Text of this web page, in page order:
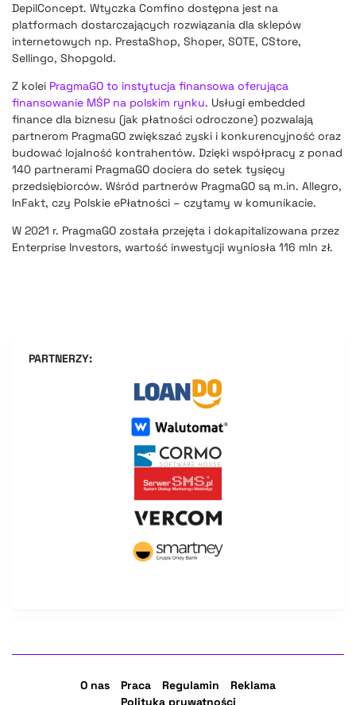
DepilConcept. Wtyczka Comfino dostępna jest na
platformach dostarczających rozwiązania dla sklepów
internetowych np. PrestaShop, Shoper, SOTE, CStore,
Sellingo, Shopgold.
Z kolei PragmaGO to instytucja finansowa oferująca
finansowanie MŚP na polskim rynku. Usługi embedded
finance dla biznesu (jak płatności odroczone) pozwalają
partnerom PragmaGO zwiększać zyski i konkurencyjność oraz
budować lojalność kontrahentów. Dzięki współpracy z ponad
140 partnerami PragmaGO dociera do setek tysięcy
przedsiębiorców. Wśród partnerów PragmaGO są m.in. Allegro,
InFakt, czy Polskie ePłatności – czytamy w komunikacie.
W 2021 r. PragmaGO została przejęta i dokapitalizowana przez
Enterprise Investors, wartość inwestycji wyniosła 116 mln zł.
PARTNERZY:
O nas Praca Regulamin
Reklama
Polityka prywatności